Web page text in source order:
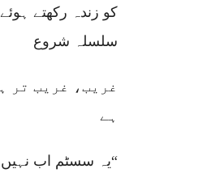
کو زندہ رکھتے
سلسلہ شروع
غریب، غریب تر
ہے
“یہ سسٹم اب نہیں